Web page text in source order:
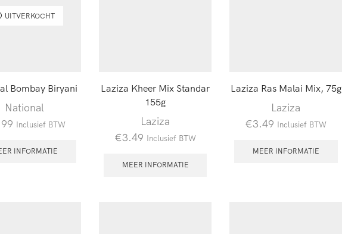
UITVERKOCHT
Bombay Biryani
National
Inclusief BTW
INFORMATIE
Laziza Kheer Mix Standar
155g
Laziza
€3.49 Inclusief BTW
MEER INFORMATIE
Laziza Ras Malai Mix, 75g
Laziza
€3.49 Inclusief BTW
MEER INFORMATIE